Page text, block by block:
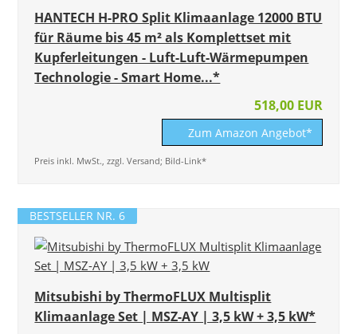
HANTECH H-PRO Split Klimaanlage 12000 BTU
für Räume bis 45 m² als Komplettset mit
Kupferleitungen - Luft-Luft-Wärmepumpen
Technologie - Smart Home...*
518,00 EUR
Zum Amazon Angebot*
Preis inkl. MwSt., zzgl. Versand; Bild-Link*
BESTSELLER NR. 6
Mitsubishi by ThermoFLUX Multisplit
Klimaanlage Set | MSZ-AY | 3,5 kW + 3,5 kW*